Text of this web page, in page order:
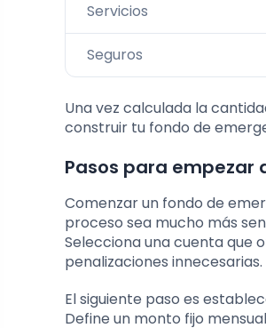
Servicios
Seguros
Una vez calculada la
construir tu fondo de
Pasos para empezar
Comenzar un fondo de
proceso sea mucho más
Selecciona una cuenta que
penalizaciones innecesarias.
El siguiente paso es
Define un monto fijo